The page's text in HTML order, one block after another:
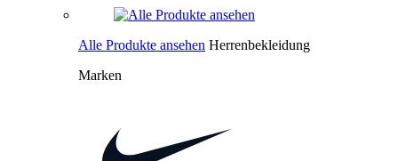
Alle Produkte ansehen Herrenbekleidung
Marken